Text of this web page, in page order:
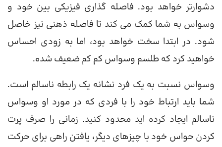
دشوارتر خواهد بود. فاصله گذاری فیزیکی بین خود و
وسواس به شما کمک می کند تا فاصله ذهنی نیز خاصل
شود. در ابتدا سخت خواهد بود، اما به زودی احساس
خواهید کرد که طلسم وسواس کم کم ضعیف شده.
وسواس نسبت به یک فرد نشانه یک رابطه ناسالم است.
شما باید ارتباط خود را با فردی که در مورد او وسواس
ناسالم ایجاد کرده اید محدود کنید. زمانی را صرف پرت
کردن حواس خود با چیزهای دیگر، یافتن راهی برای حرکت